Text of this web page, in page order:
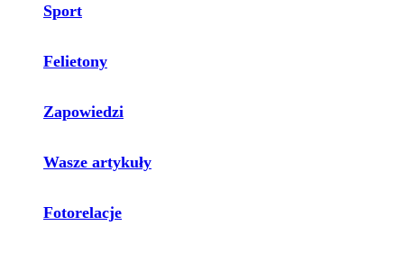
Sport
Felietony
Zapowiedzi
Wasze artykuły
Fotorelacje